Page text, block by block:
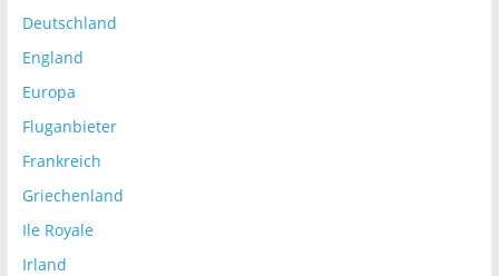
Deutschland
England
Europa
Fluganbieter
Frankreich
Griechenland
Ile Royale
Irland